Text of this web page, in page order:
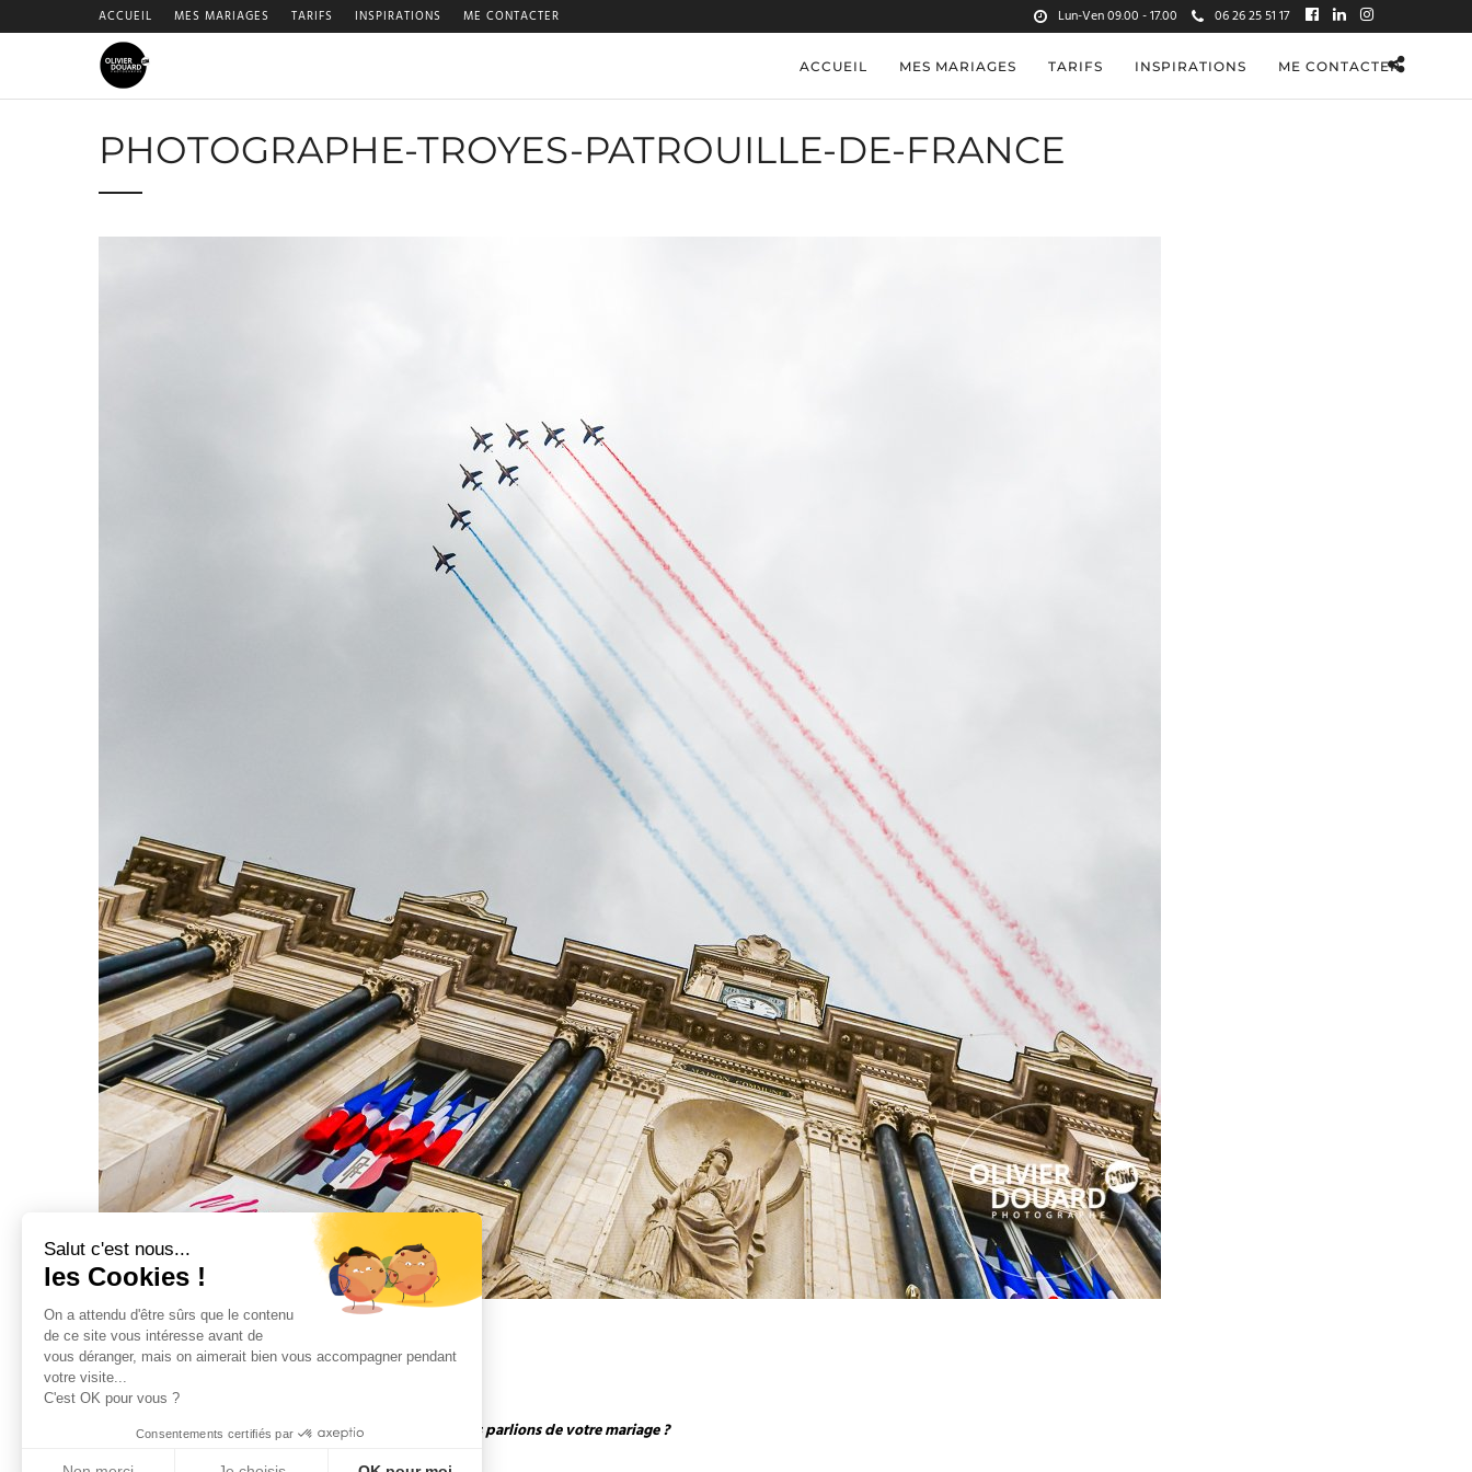
Salut c'est nous...
les Cookies !
On a attendu d'être sûrs que le contenu
de ce site vous intéresse avant de
vous déranger, mais on aimerait bien vous accompagner pendant
votre visite...
C'est OK pour vous ?
Consentements certifiés par
Lun-Ven 09.00 - 17.00 06 26 25 51 17
ACCUEIL MES MARIAGES TARIFS INSPIRATIONS ME CONTACTER
ACCUEIL MES MARIAGES TARIFS INSPIRATIONS ME CONTACTER
PHOTOGRAPHE-TROYES-PATROUILLE-DE-FRANCE
Contact Mentions légales & Politique
Et si nous parlions de votre mariage ?